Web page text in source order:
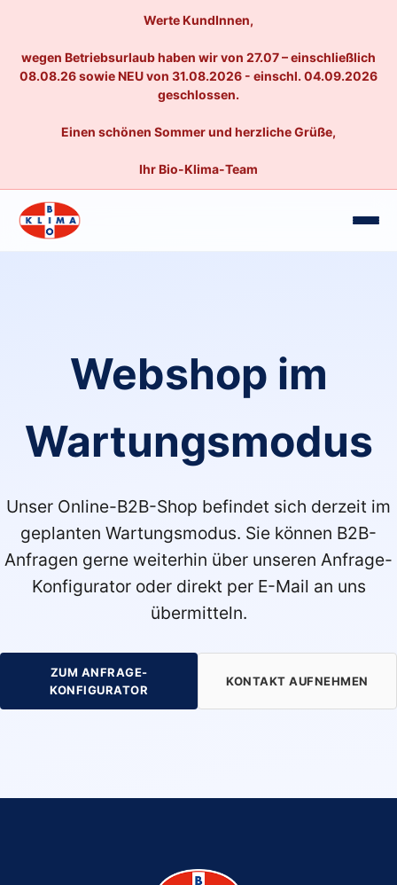
Werte KundInnen,
wegen Betriebsurlaub haben wir von 27.07 – einschließlich
08.08.26 sowie NEU von 31.08.2026 - einschl. 04.09.2026
geschlossen.
Einen schönen Sommer und herzliche Grüße,
Ihr Bio-Klima-Team
Webshop im
Wartungsmodus
Unser Online-B2B-Shop befindet sich derzeit im
geplanten Wartungsmodus. Sie können B2B-
Anfragen gerne weiterhin über unseren Anfrage-
Konfigurator oder direkt per E-Mail an uns
übermitteln.
ZUM ANFRAGE-
KONFIGURATOR
KONTAKT AUFNEHMEN